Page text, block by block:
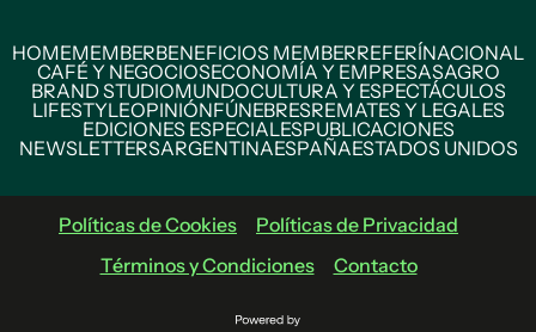
HOMEMEMBERBENEFICIOS MEMBERREFERÍNACIONAL
CAFÉ Y NEGOCIOSECONOMÍA Y EMPRESASAGRO
BRAND STUDIOMUNDOCULTURA Y ESPECTÁCULOS
LIFESTYLEOPINIÓNFÚNEBRESREMATES Y LEGALES
EDICIONES ESPECIALESPUBLICACIONES
NEWSLETTERSARGENTINAESPAÑAESTADOS UNIDOS
Políticas de Cookies
Políticas de Privacidad
Términos y Condiciones
Contacto